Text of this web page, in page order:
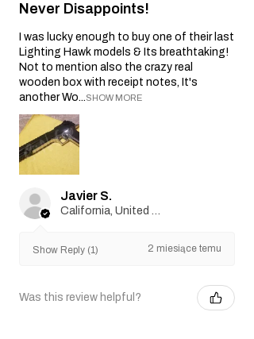
Never Disappoints!
I was lucky enough to buy one of their last
Lighting Hawk models & Its breathtaking!
Not to mention also the crazy real
wooden box with receipt notes, It's
another Wo...SHOW MORE
Javier S.
Show Reply (1) 2 miesiące temu
Was this review helpful?